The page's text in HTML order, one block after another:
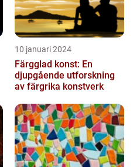
10 januari 2024
Färgglad konst: En
djupgående utforskning
av färgrika konstverk